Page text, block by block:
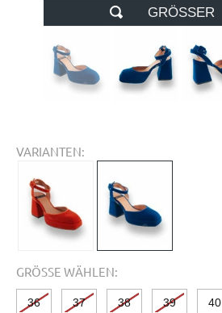
GRÖSSER
VARIANTEN:
GRÖSSE WÄHLEN:
36 37 38 39 40